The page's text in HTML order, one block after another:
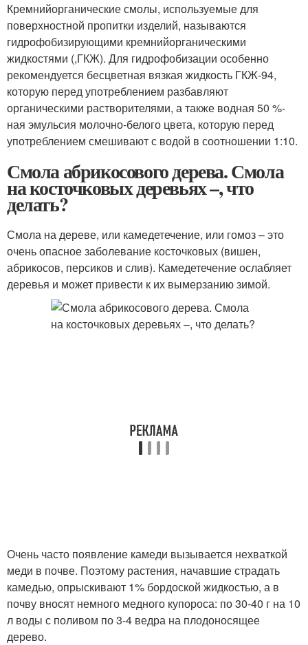
Кремнийорганические смолы, используемые для
поверхностной пропитки изделий, называются
гидрофобизирующими кремнийорганическими
жидкостями (,ГКЖ). Для гидрофобизации особенно
рекомендуется бесцветная вязкая жидкость ГКЖ-94,
которую перед употреблением разбавляют
органическими растворителями, а также водная 50 %-
ная эмульсия молочно-белого цвета, которую перед
употреблением смешивают с водой в соотношении 1:10.
Смола абрикосового дерева. Смола
на косточковых деревьях –, что
делать?
Смола на дереве, или камедетечение, или гомоз – это
очень опасное заболевание косточковых (вишен,
абрикосов, персиков и слив). Камедетечение ослабляет
деревья и может привести к их вымерзанию зимой.
Очень часто появление камеди вызывается нехваткой
меди в почве. Поэтому растения, начавшие страдать
камедью, опрыскивают 1% бордоской жидкостью, а в
почву вносят немного медного купороса: по 30-40 г на 10
л воды с поливом по 3-4 ведра на плодоносящее
дерево.